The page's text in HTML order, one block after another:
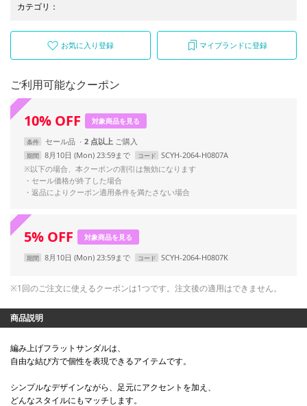
カテゴリ ：
お気に入り登録 マイブランドに登録
ご利用可能なクーポン
10% OFF 対象商品を見る
条件 セール品 2 点以上
期間 8月10日 (Mon) 23:59まで コード
SCYH-2064-H0807A
※以下の場合、本クーポンの割引は無効になります
・セール価格が終了した場合
・返品によりクーポン適用条件を満たさない場合
5% OFF 対象商品を見る
期間 8月10日 (Mon) 23:59まで コード SCYH-2064-H0807K
※1回のご注文に使えるクーポンは1つです。注文後の適用はできません。
商品説明
編み上げフラットサンダルは、
自由な結び方で個性を表現できるアイテムです。
シンプルなデザインながら、足元にアクセントを加え、
どんなスタイルにもマッチします。